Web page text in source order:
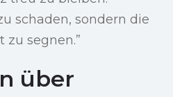
schaden, sondern die
segnen.”
über